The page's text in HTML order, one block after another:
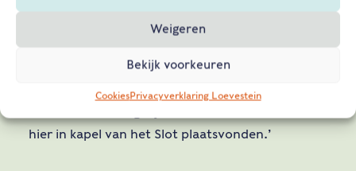
Weigeren
Bekijk voorkeuren
CookiesPrivacyverklaring Loevestein
Tim vertelt dat men de klok zes jaar geleden nog
luidde. ‘Dat gebeurde dan elektrisch via een
hier in kapel van het Slot plaatsvonden.’